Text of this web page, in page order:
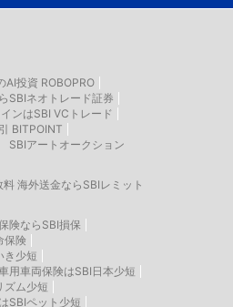
AI投資 ROBOPRO
SBIネオトレード証券
ンはSBI VCトレード
BITPOINT
SBIアートオークション
海外送金ならSBIレミット
険ならSBI損保
保険
き少短
用車両保険はSBI日本少短
ズム少短
SBIペット少短